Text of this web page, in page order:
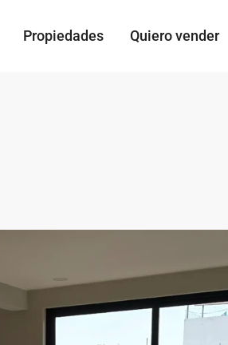
Propiedades Quiero vender